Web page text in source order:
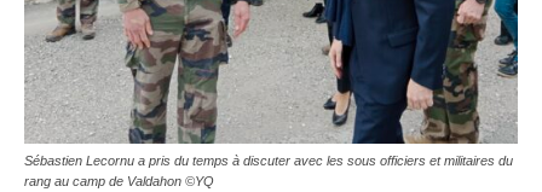
Sébastien Lecornu a pris du temps à discuter avec les sous officiers et militaires du
rang au camp de Valdahon ©YQ